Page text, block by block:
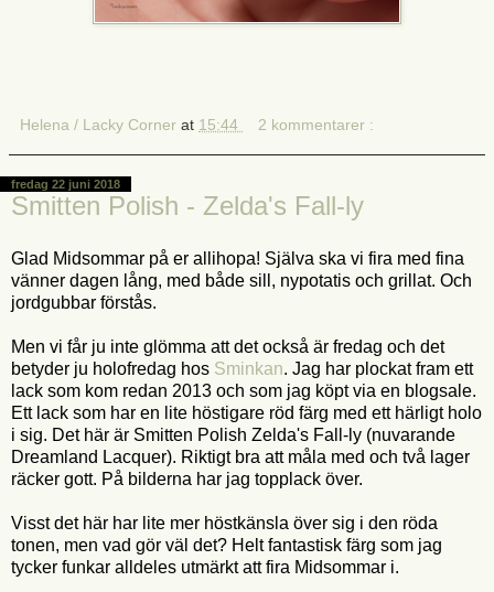
Helena / Lacky Corner at 15:44 2 kommentarer :
fredag 22 juni 2018
Smitten Polish - Zelda's Fall-ly
Glad Midsommar på er allihopa! Själva ska vi fira med fina
vänner dagen lång, med både sill, nypotatis och grillat. Och
jordgubbar förstås.
Men vi får ju inte glömma att det också är fredag och det
betyder ju holofredag hos Sminkan. Jag har plockat fram ett
lack som kom redan 2013 och som jag köpt via en blogsale.
Ett lack som har en lite höstigare röd färg med ett härligt holo
i sig. Det här är Smitten Polish Zelda's Fall-ly (nuvarande
Dreamland Lacquer). Riktigt bra att måla med och två lager
räcker gott. På bilderna har jag topplack över.
Visst det här har lite mer höstkänsla över sig i den röda
tonen, men vad gör väl det? Helt fantastisk färg som jag
tycker funkar alldeles utmärkt att fira Midsommar i.